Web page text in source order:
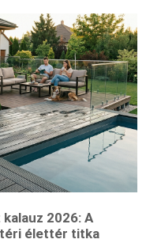
2026: A
élettér titka